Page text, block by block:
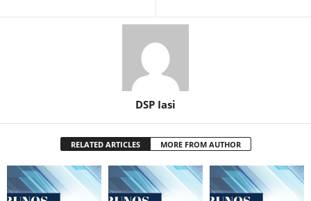
DSP Iasi
RELATED ARTICLES MORE FROM AUTHOR